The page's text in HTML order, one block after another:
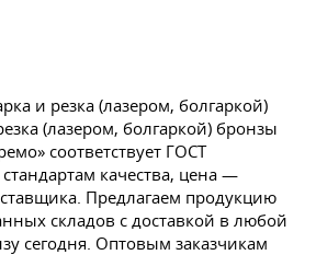
и резка (лазером, болгаркой)
(лазером, болгаркой) бронзы
соответствует ГОСТ
качества, цена —
Предлагаем продукцию
складов с доставкой в любой
сегодня. Оптовым заказчикам